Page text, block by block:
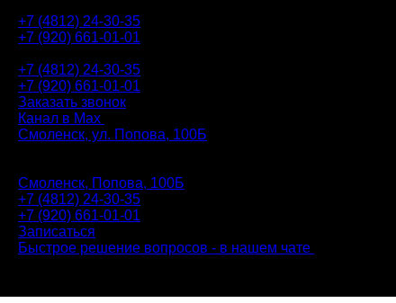
+7 (4812) 24-30-35
+7 (920) 661-01-01
+7 (4812) 24-30-35
+7 (920) 661-01-01
Заказать звонок
Канал в Max
Смоленск, ул. Попова, 100Б
Смоленск, Попова, 100Б
+7 (4812) 24-30-35
+7 (920) 661-01-01
Записаться
Быстрое решение вопросов - в нашем чате